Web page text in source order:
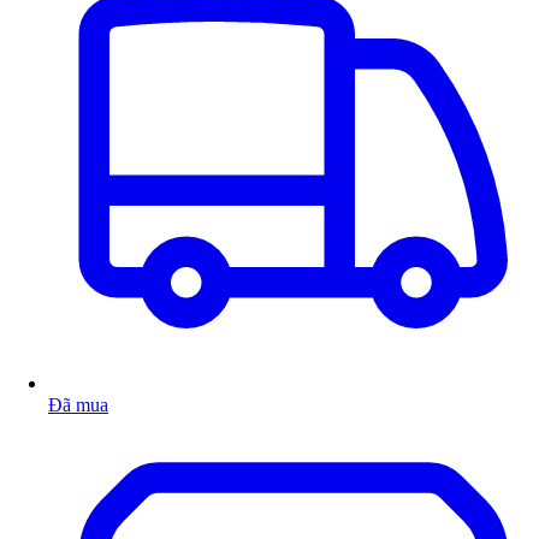
Đã mua